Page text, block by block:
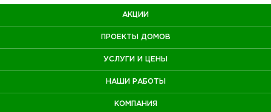
АКЦИИ
ПРОЕКТЫ ДОМОВ
УСЛУГИ И ЦЕНЫ
НАШИ РАБОТЫ
КОМПАНИЯ